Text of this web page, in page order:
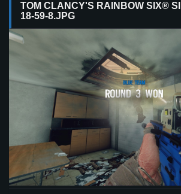
TOM CLANCY'S RAINBOW SIX®
18-59-8.JPG